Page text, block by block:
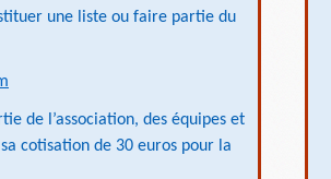
une liste ou faire partie du
de l’association, des équipes et
cotisation de 30 euros pour la